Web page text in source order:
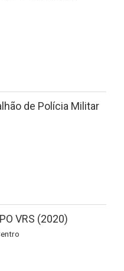
de Polícia Militar
VRS (2020)